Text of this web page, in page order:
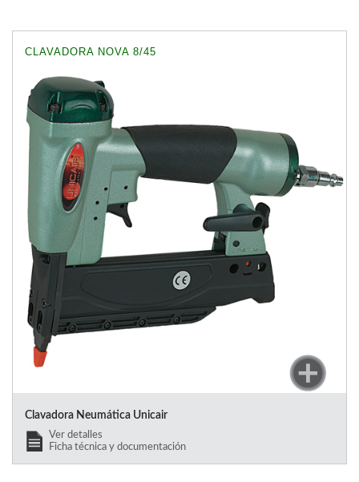
CLAVADORA NOVA 8/45
Clavadora Neumática Unicair
Ver detalles
Ficha técnica y documentación